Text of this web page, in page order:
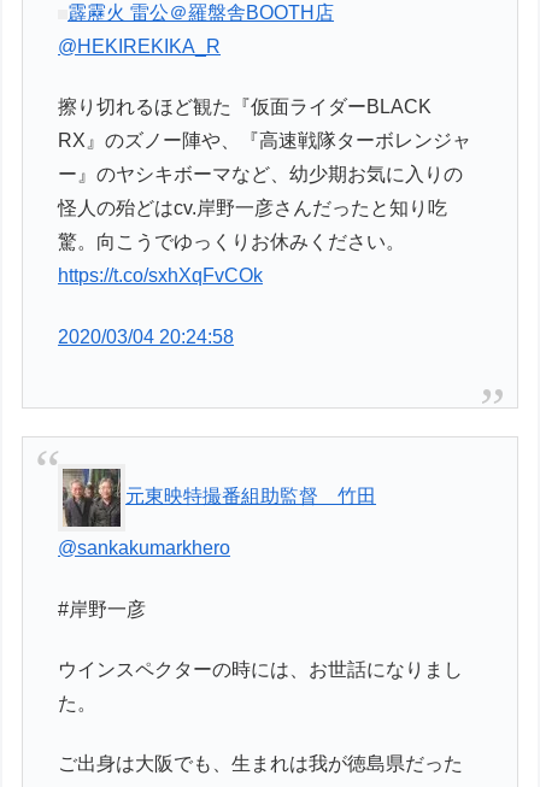
霹靂火 雷公＠羅盤舎BOOTH店
@HEKIREKIKA_R
擦り切れるほど観た『仮面ライダーBLACK
RX』のズノー陣や、『高速戦隊ターボレンジャ
ー』のヤシキボーマなど、幼少期お気に入りの
怪人の殆どはcv.岸野一彦さんだったと知り吃
驚。向こうでゆっくりお休みください。
https://t.co/sxhXqFvCOk
2020/03/04 20:24:58
元東映特撮番組助監督 竹田
@sankakumarkhero
#岸野一彦
ウインスペクターの時には、お世話になりまし
た。
ご出身は大阪でも、生まれは我が徳島県だった